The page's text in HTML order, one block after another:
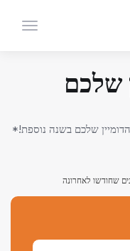
הפעלת
שלכם
שלכם בשנה נוספת!*
שחודשו לאחרונה